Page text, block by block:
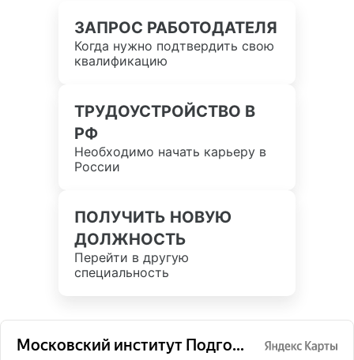
ЗАПРОС РАБОТОДАТЕЛЯ
Когда нужно подтвердить свою
квалификацию
ТРУДОУСТРОЙСТВО В
РФ
Необходимо начать карьеру в
России
ПОЛУЧИТЬ НОВУЮ
ДОЛЖНОСТЬ
Перейти в другую
специальность